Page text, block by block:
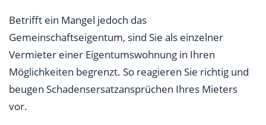
Betrifft ein Mangel jedoch das
Gemeinschaftseigentum, sind Sie als einzelner
Vermieter einer Eigentumswohnung in Ihren
Möglichkeiten begrenzt. So reagieren Sie richtig und
beugen Schadensersatzansprüchen Ihres Mieters
vor.